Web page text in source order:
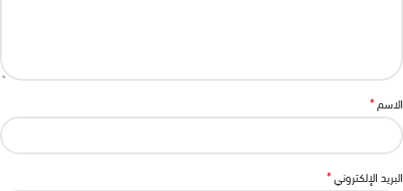
الاسم*
البريد الإلكتروني*